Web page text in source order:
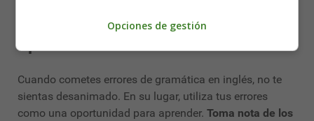
Aprende de tus errores
Cuando cometes errores de gramática en inglés, no te
sientas desanimado. En su lugar, utiliza tus errores
como una oportunidad para aprender. Toma nota de los
Opciones de gestión